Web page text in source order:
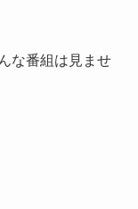
な番組は見ませ